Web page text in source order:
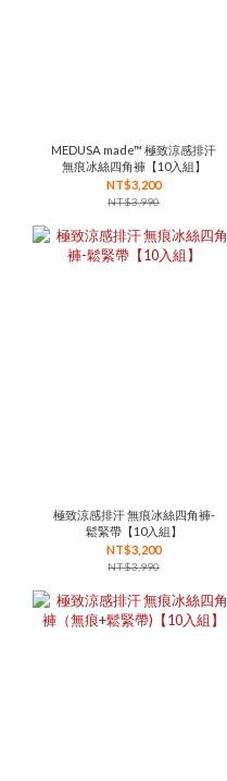
MEDUSA made™ 極致涼感排汗
無痕冰絲四角褲【10入組】
NT$3,200
NT$3,990
極致涼感排汗 無痕冰絲四角褲-
鬆緊帶【10入組】
NT$3,200
NT$3,990